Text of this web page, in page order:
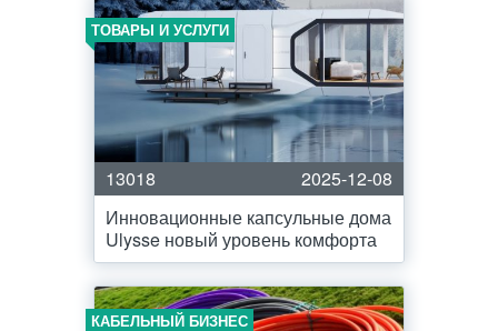
ТОВАРЫ И УСЛУГИ
13018
2025-12-08
Инновационные капсульные дома
Ulysse новый уровень комфорта
КАБЕЛЬНЫЙ БИЗНЕС